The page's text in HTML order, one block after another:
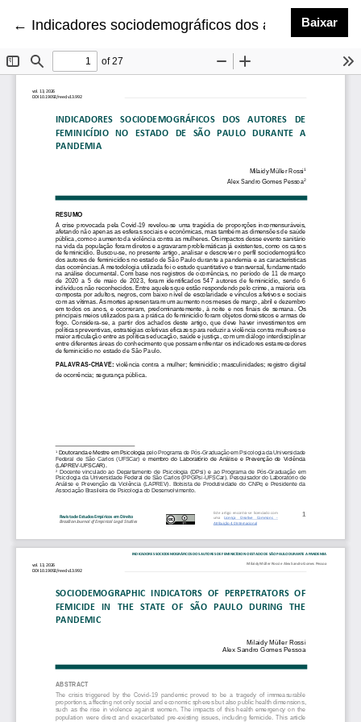
← Voltar aos Detalhes do Artigo
Indicadores sociodemográficos dos autores de
Baixar